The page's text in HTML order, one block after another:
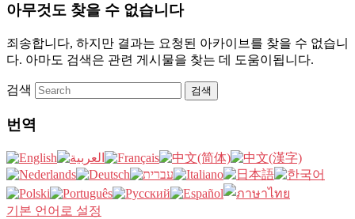
아무것도 찾을 수 없습니다
죄송합니다, 하지만 결과는 요청된 아카이브를 찾을 수 없습니
다. 아마도 검색은 관련 게시물을 찾는 데 도움이됩니다.
검색
번역
기본 언어로 설정